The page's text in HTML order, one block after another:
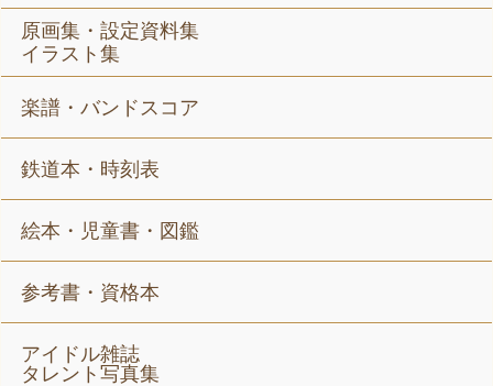
原画集・設定資料集
イラスト集
楽譜・バンドスコア
鉄道本・時刻表
絵本・児童書・図鑑
参考書・資格本
アイドル雑誌
タレント写真集